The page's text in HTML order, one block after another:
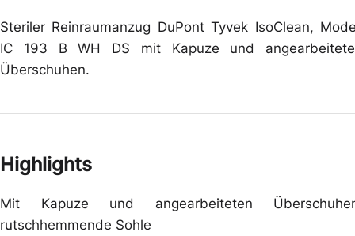
Steriler Reinraumanzug DuPont Tyvek IsoClean,
IC 193 B WH DS mit Kapuze und
Überschuhen.
Highlights
Mit Kapuze und angearbeiteten
rutschhemmende Sohle